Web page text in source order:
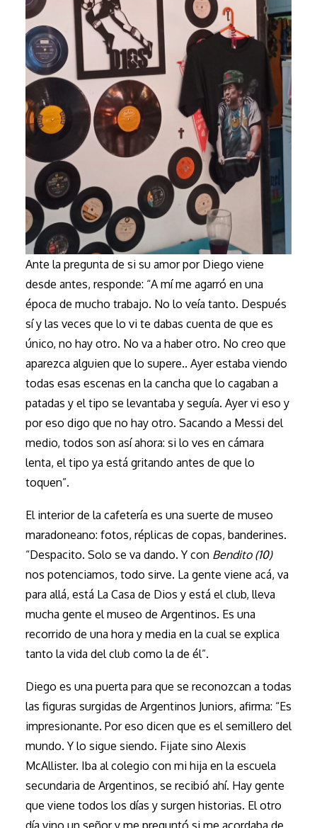
Ante la pregunta de si su amor por Diego viene
desde antes, responde: “A mí me agarró en una
época de mucho trabajo. No lo veía tanto. Después
sí y las veces que lo vi te dabas cuenta de que es
único, no hay otro. No va a haber otro. No creo que
aparezca alguien que lo supere.. Ayer estaba viendo
todas esas escenas en la cancha que lo cagaban a
patadas y el tipo se levantaba y seguía. Ayer vi eso y
por eso digo que no hay otro. Sacando a Messi del
medio, todos son así ahora: si lo ves en cámara
lenta, el tipo ya está gritando antes de que lo
toquen”.
El interior de la cafetería es una suerte de museo
maradoneano: fotos, réplicas de copas, banderines.
“Despacito. Solo se va dando. Y con Bendito (10)
nos potenciamos, todo sirve. La gente viene acá, va
para allá, está La Casa de Dios y está el club, lleva
mucha gente el museo de Argentinos. Es una
recorrido de una hora y media en la cual se explica
tanto la vida del club como la de él”.
Diego es una puerta para que se reconozcan a todas
las figuras surgidas de Argentinos Juniors, afirma: “Es
impresionante. Por eso dicen que es el semillero del
mundo. Y lo sigue siendo. Fijate sino Alexis
McAllister. Iba al colegio con mi hija en la escuela
secundaria de Argentinos, se recibió ahí. Hay gente
que viene todos los días y surgen historias. El otro
día vino un señor y me preguntó si me acordaba de